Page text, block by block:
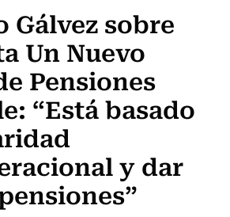
Gálvez sobre
Un Nuevo
Pensiones
“Está basado
y dar